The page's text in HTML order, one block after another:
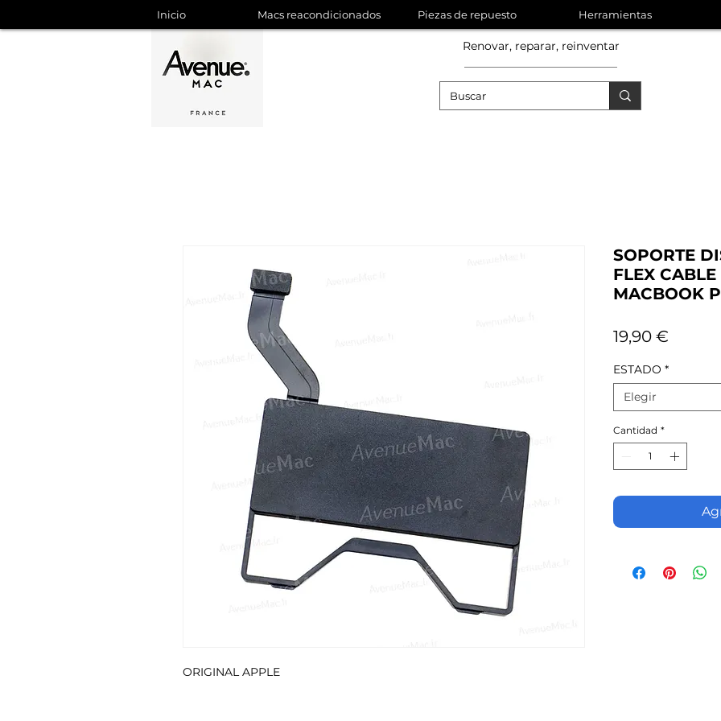
Renovar, reparar, reinventar
Inicio Macs reacondicionados Piezas de repuesto Herramientas
ORIGINAL APPLE
SOPORTE
FLEX
MACBOOK
19,90 €
ESTADO *
Elegir
Cantidad *